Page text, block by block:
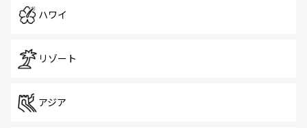
ハワイ
リゾート
アジア